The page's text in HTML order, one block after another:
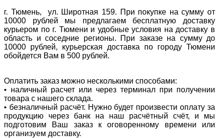
г. Тюмень, ул. Широтная 159. При покупке на сумму от
10000 рублей мы предлагаем бесплатную доставку
курьером по г. Тюмени и удобные условия на доставку в
область и соседние регионы. При заказе на сумму до
10000 рублей, курьерская доставка по городу Тюмени
обойдется Вам в 500 рублей.
Оплатить заказ можно несколькими способами:
• наличный расчет или через терминал при получении
товара с нашего склада.
• безналичный расчёт. Нужно будет произвести оплату за
продукцию через банк на наш расчётный счёт, и мы
подготовим Ваш заказ к оговоренному времени или
организуем доставку.